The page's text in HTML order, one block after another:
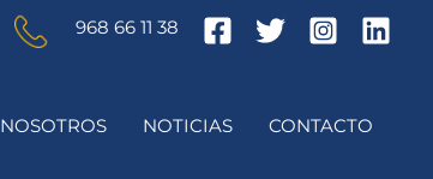
968 66 11 38
NOSOTROS NOTICIAS CONTACTO